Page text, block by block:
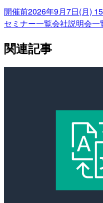
開催前2026年9月7日(月)
セミナー一覧会社説明会一
関連記事